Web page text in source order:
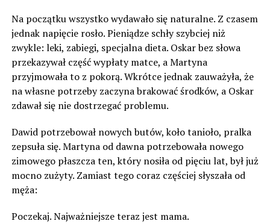
Na początku wszystko wydawało się naturalne. Z czasem
jednak napięcie rosło. Pieniądze schły szybciej niż
zwykle: leki, zabiegi, specjalna dieta. Oskar bez słowa
przekazywał część wypłaty matce, a Martyna
przyjmowała to z pokorą. Wkrótce jednak zauważyła, że
na własne potrzeby zaczyna brakować środków, a Oskar
zdawał się nie dostrzegać problemu.
Dawid potrzebował nowych butów, koło tanioło, pralka
zepsuła się. Martyna od dawna potrzebowała nowego
zimowego płaszcza ten, który nosiła od pięciu lat, był już
mocno zużyty. Zamiast tego coraz częściej słyszała od
męża:
Poczekaj. Najważniejsze teraz jest mama.